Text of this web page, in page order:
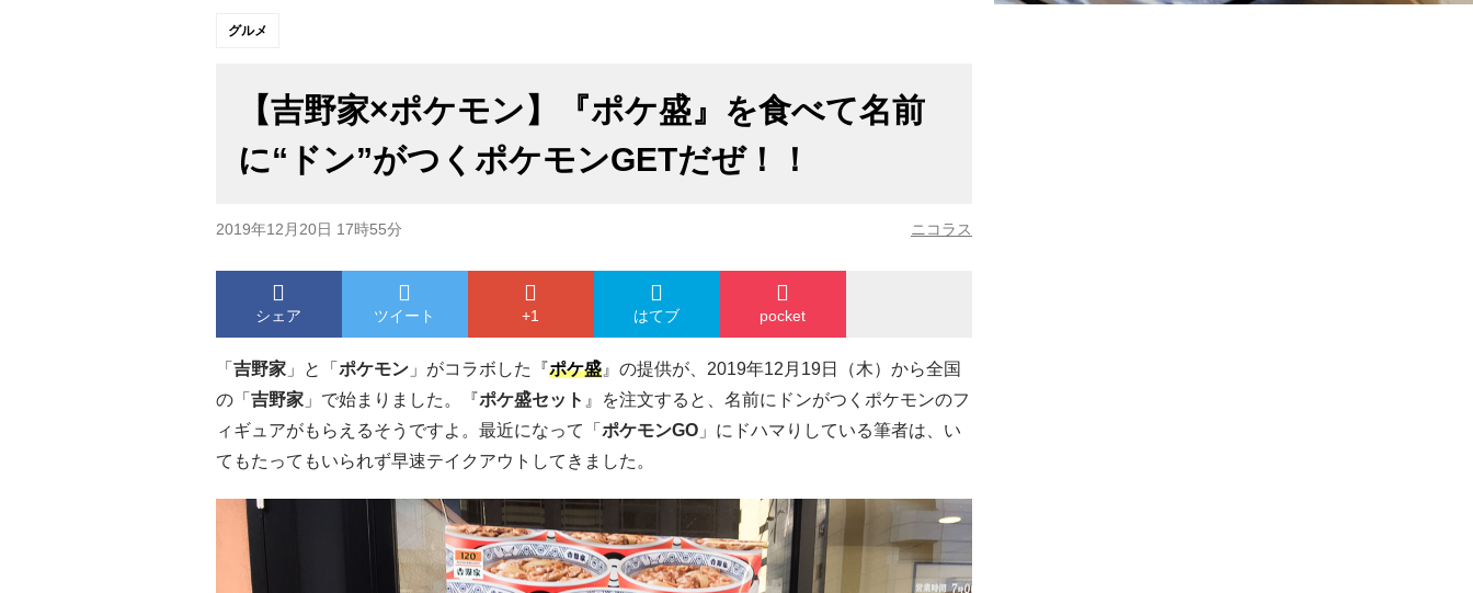
グルメ
【吉野家×ポケモン】『ポケ盛』を食べて名前
に“ドン”がつくポケモンGETだぜ！！
2019年12月20日 17時55分 ニコラス
シェア ツイート +1 はてブ pocket
「 吉野家 」と「 ポケモン 」がコラボした『ポケ盛 』の提供が、2019年12月19日（木）から全国
の「 吉野家 」で始まりました。『ポケ盛セット 』を注文すると、名前にドンがつくポケモンのフ
ィギュアがもらえるそうですよ。最近になって「 ポケモンGO 」にドハマりしている筆者は、い
てもたってもいられず早速テイクアウトしてきました。